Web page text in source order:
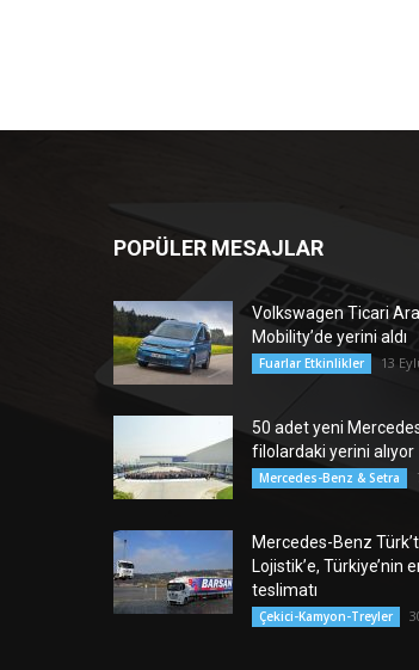
POPÜLER MESAJLAR
Volkswagen Ticari
Mobility’de yerini aldı
Fuarlar Etkinlikler 13
50 adet yeni
filolardaki yerini alıyor
Mercedes-Benz & Setra
Mercedes-Benz
Lojistik’e, Türkiye’nin
teslimatı
Çekici-Kamyon-Treyler